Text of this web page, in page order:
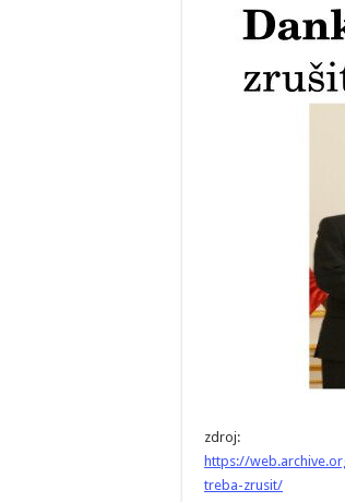
zdroj:
https://
treba-zrusit/